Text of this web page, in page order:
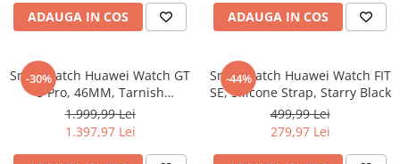
Aparate de vidat
Aspiratoare
Blendere & Tocatoare
Fiare, statii & aparate de calcat cu
Generatoare Ozon
ADAUGA IN COS ADAUGA IN COS
-30%
Smartwatch Huawei Watch GT
5 Pro, 46MM, Tarnish
Titanium Case, Black
Fluoroelastomer Strap
1.999,99 Lei
1.397,97 Lei
-44%
Smartwatch Huawei Watch FIT
SE, Silicone Strap, Starry Black
499,99 Lei
279,97 Lei